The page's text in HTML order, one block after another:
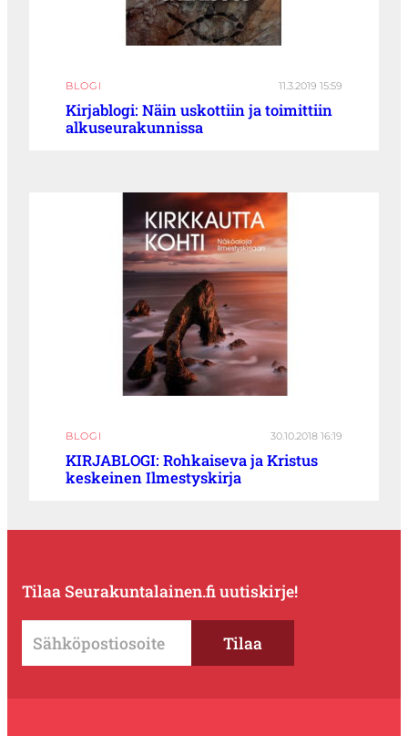
BLOGI 11.3.2019 15:59
Kirjablogi: Näin uskottiin ja toimittiin
alkuseurakunnissa
BLOGI 30.10.2018 16:19
KIRJABLOGI: Rohkaiseva ja Kristus
keskeinen Ilmestyskirja
Tilaa Seurakuntalainen.fi uutiskirje!